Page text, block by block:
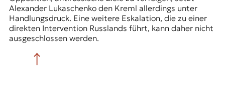
Alexander Lukaschenko den Kreml allerdings unter
Handlungsdruck. Eine weitere Eskalation, die zu einer
direkten Intervention Russlands führt, kann daher nicht
ausgeschlossen werden.